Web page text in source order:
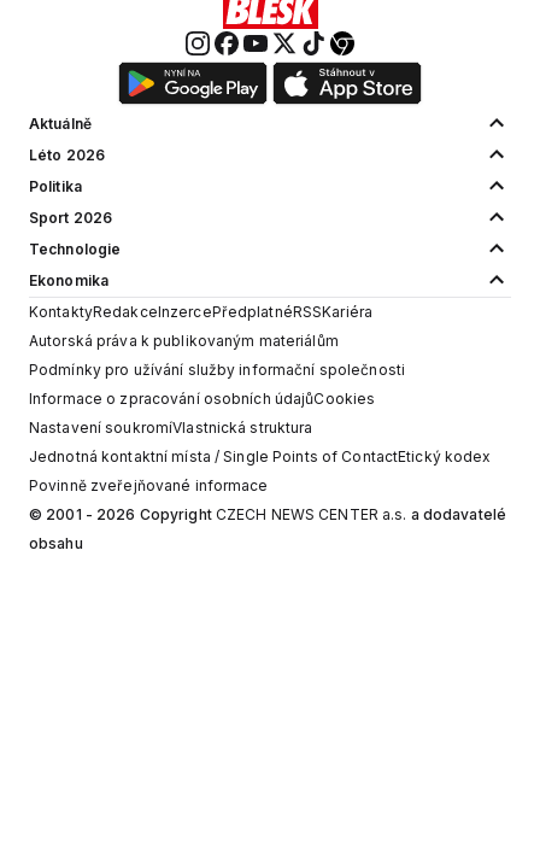
Aktuálně
Léto 2026
Politika
Sport 2026
Technologie
Ekonomika
KontaktyRedakceInzercePředplatnéRSSKariéra
Autorská práva k publikovaným materiálům
Podmínky pro užívání služby informační společnosti
Informace o zpracování osobních údajůCookies
Nastavení soukromíVlastnická struktura
Jednotná kontaktní místa / Single Points of ContactEtický kodex
Povinně zveřejňované informace
© 2001 - 2026 Copyright CZECH NEWS CENTER a.s. a dodavatelé
obsahu